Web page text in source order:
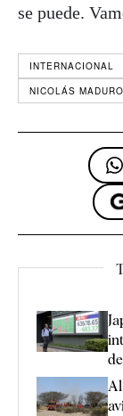
se puede.
INTERNACIONAL
NICOLÁS MADURO
Al